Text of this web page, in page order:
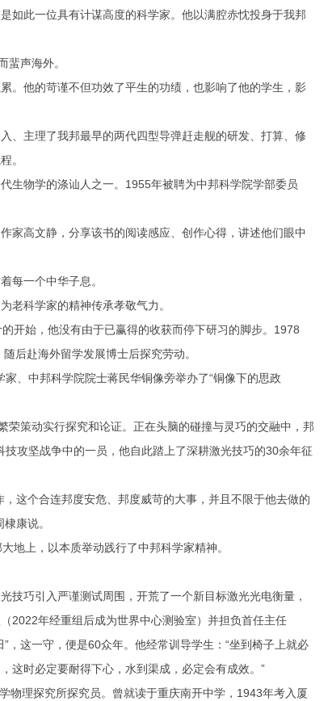
此一位具有计谋高度的科学家。他以满腔赤忱投身于我邦
声海外。
他的苛谨不但功效了平生的功绩，也影响了他的学生，影
主理了我邦最早的两代四型导弹赶走舰的研发、打算、修
。
物学的涤讪人之一。1955年被聘为中邦科学院学部委员
高文静，分享该书的阅读感应、创作心得，讲述他们眼中
一个中华子息。
科学家的精神传承孝敬气力。
始，他没有由于已赢得的收获而停下研习的脚步。1978
后赴海外留学发展博士后探究劳动。
、中邦科学院院士蒋民华铜像旁举办了“铜像下的思政
策动实行探究和论证。正在头脑的碰撞与灵巧的交融中，邦
攻坚战争中的一员，他自此踏上了深耕激光技巧的30余年征
这个合连邦度安危、邦度威苛的大事，并且不限于他去做的
康说。
上，以本质举动践行了中邦科学家精神。
巧引入严谨测试周围，开荒了一个新目标激光光电衡量，
2022年经重组后成为世界中心测验室）并担负首任主任
这一守，便是60众年。他经常训导学生：“坐到椅子上就必
这时必定要耐得下心，水到渠成，必定会有成效。”
理探究所探究员。曾就读于重庆南开中学，1943年考入厦